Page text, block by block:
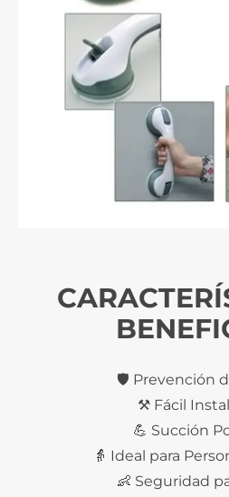
🛡️ Prevención
⚒️ Fácil
💪 Succión
👵 Ideal para
👶 Seguridad